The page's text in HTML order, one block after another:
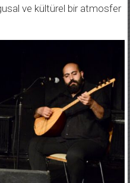
ve kültürel bir atmosfer